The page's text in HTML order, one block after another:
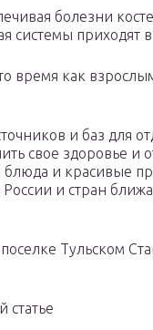
болезни
системы приходят
время как
и баз для
свое здоровье и
блюда и красивые
и стран
Тульском
статье